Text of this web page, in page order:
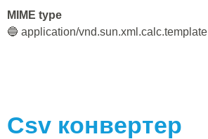
MIME type
🔵 application/vnd.sun.xml.calc.template
Csv конвертер